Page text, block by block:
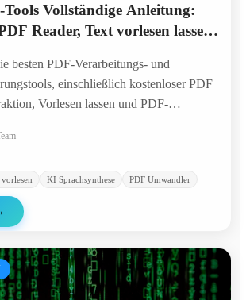
Vollständige Anleitung:
Reader, Text vorlesen lassen
besten PDF-Verarbeitungs- und
einschließlich kostenloser PDF
Vorlesen lassen und PDF-
verbessert.
KI Sprachsynthese PDF Umwandler